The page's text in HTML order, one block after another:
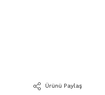
Ürünü Paylaş